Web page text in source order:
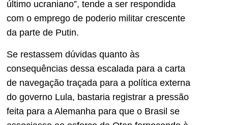
último ucraniano”, tende a ser respondida
com o emprego de poderio militar crescente
da parte de Putin.
Se restassem dúvidas quanto às
consequências dessa escalada para a carta
de navegação traçada para a política externa
do governo Lula, bastaria registrar a pressão
feita para a Alemanha para que o Brasil se